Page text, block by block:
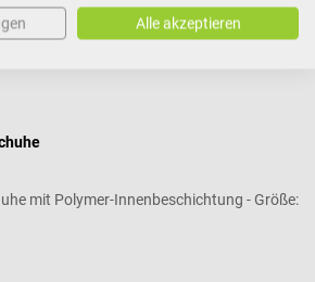
mit Polymer-Innenbeschichtung - Größe:
Alle akzeptieren